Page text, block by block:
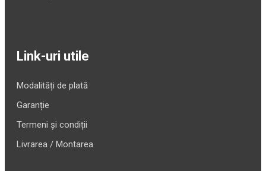
Link-uri utile
Modalități de plată
Garanție
Termeni și condiții
Livrarea / Montarea